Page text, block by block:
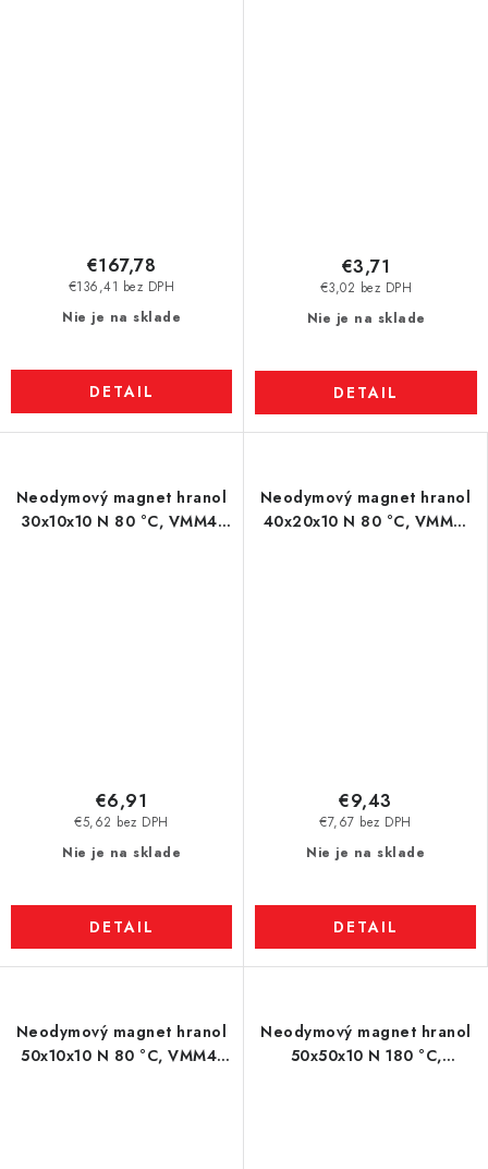
Nie je na sklade
€136,41 bez DPH
€167,78
DETAIL
Nie je na sklade
€3,02 bez DPH
€3,71
DETAIL
Neodymový magnet hranol
30x10x10 N 80 °C, VMM4-
Nie je na sklade
€5,62 bez DPH
€6,91
DETAIL
Neodymový magnet hranol
40x20x10 N 80 °C, VMM7-
Nie je na sklade
€7,67 bez DPH
€9,43
DETAIL
Neodymový magnet hranol
50x10x10 N 80 °C, VMM4-
Neodymový magnet hranol
50x50x10 N 180 °C,